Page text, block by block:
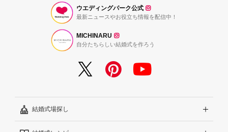
ウエディングパーク公式
最新ニュースやお役立ち情報を配信中！
MICHINARU
自分たちらしい結婚式を作ろう
結婚式場探し